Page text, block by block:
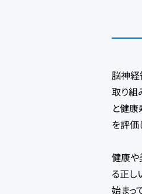
脳神経
取り組
と健
を評価
健康や
る正し
始まっ